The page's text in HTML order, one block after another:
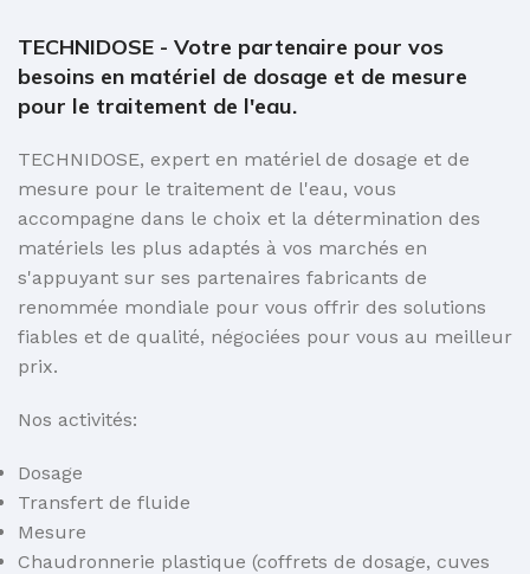
TECHNIDOSE - Votre partenaire pour vos
besoins en matériel de dosage et de mesure
pour le traitement de l'eau.
TECHNIDOSE, expert en matériel de dosage et de
mesure pour le traitement de l'eau, vous
accompagne dans le choix et la détermination des
matériels les plus adaptés à vos marchés en
s'appuyant sur ses partenaires fabricants de
renommée mondiale pour vous offrir des solutions
fiables et de qualité, négociées pour vous au meilleur
prix.
Nos activités:
Dosage
Transfert de fluide
Mesure
Chaudronnerie plastique (coffrets de dosage, cuves